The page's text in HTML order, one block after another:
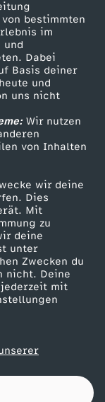
bestimmten
im
und
Dabei
Basis deiner
und
uns nicht
Wir nutzen
von Inhalten
wir deine
Dies
Mit
zu
deine
unter
Zwecken du
nicht. Deine
mit